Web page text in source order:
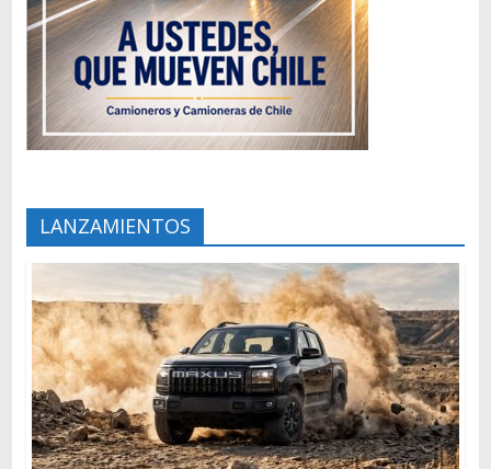
LANZAMIENTOS